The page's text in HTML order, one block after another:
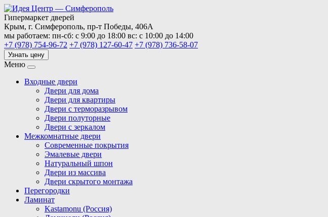
Гипермаркет дверей
Крым, г. Симферополь, пр-т Победы, 406А
мы работаем: пн-сб: с 9:00 до 18:00 вс: с 10:00 до 14:00
+7 (978) 754-96-72 +7 (978) 127-60-47 +7 (978) 736-58-07
Узнать цену
Меню
Входные двери
Двери для дома
Двери для квартиры
Двери с терморазрывом
Двери полуторные
Двери с зеркалом
Межкомнатные двери
Современные покрытия
Эмалевые двери
Натуральный шпон
Двери из массива
Двери скрытого монтажа
Перегородки
Ламинат
Kastamonu (Россия)